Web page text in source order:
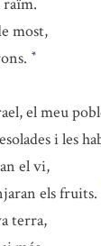
most,
*
el meu
i les
el vi,
els fruits.
terra,